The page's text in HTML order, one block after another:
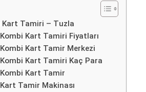
Kart Tamiri – Tuzla
Kart Tamiri Fiyatları
Kart Tamir Merkezi
Kart Tamiri Kaç Para
Kart Tamir
Tamir Makinası